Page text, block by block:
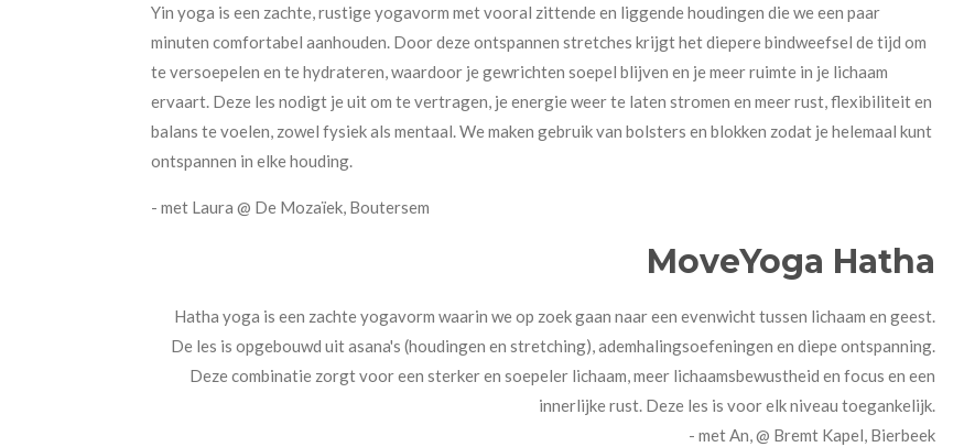
Yin yoga is een zachte, rustige yogavorm met vooral zittende en liggende houdingen die we een paar
minuten comfortabel aanhouden. Door deze ontspannen stretches krijgt het diepere bindweefsel de tijd om
te versoepelen en te hydrateren, waardoor je gewrichten soepel blijven en je meer ruimte in je lichaam
ervaart. Deze les nodigt je uit om te vertragen, je energie weer te laten stromen en meer rust, flexibiliteit en
balans te voelen, zowel fysiek als mentaal. We maken gebruik van bolsters en blokken zodat je helemaal kunt
ontspannen in elke houding.
- met Laura @ De Mozaïek, Boutersem
MoveYoga Hatha
Hatha yoga is een zachte yogavorm waarin we op zoek gaan naar een evenwicht tussen lichaam en geest.
De les is opgebouwd uit asana's (houdingen en stretching), ademhalingsoefeningen en diepe ontspanning.
Deze combinatie zorgt voor een sterker en soepeler lichaam, meer lichaamsbewustheid en focus en een
innerlijke rust. Deze les is voor elk niveau toegankelijk.
- met An, @ Bremt Kapel, Bierbeek